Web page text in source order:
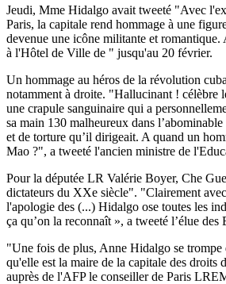
Jeudi, Mme Hidalgo avait tweeté "Avec
Paris, la capitale rend hommage à une
devenue une icône militante et
à l'Hôtel de Ville de " jusqu'au 20 février.
Un hommage au héros de la révolution
notamment à droite. "Hallucinant ! célèbre
une crapule sanguinaire qui a
sa main 130 malheureux dans
et de torture qu’il dirigeait. A quand un
Mao ?", a tweeté l'ancien ministre de
Pour la députée LR Valérie Boyer, Che
dictateurs du XXe siècle". "Clairement
l'apologie des (...) Hidalgo ose toutes les
ça qu’on la reconnaît », a tweeté l’élue des
"Une fois de plus, Anne Hidalgo se trompe
qu'elle est la maire de la capitale des droits
auprès de l'AFP le conseiller de Paris